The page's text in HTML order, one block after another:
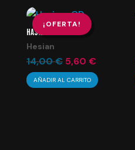
10,00 €.
¡OFERTA!
HASIERA CD
Hesian
14,00€ El
precio
original
5,60 €El
precio
AÑADIR AL CARRITO